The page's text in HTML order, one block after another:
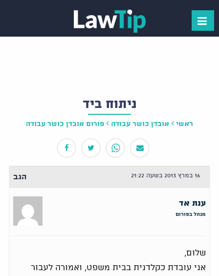
ניתוח ביד
ראשי אובדן כושר עבודה פורום אובדן כושר עבודה
16 במרץ 2013 בשעה 21:22 הגב
ענת אד
מנהל בפורום
שלום,
אני עובדת כקלדנית בבית משפט, ואמורה לעבור